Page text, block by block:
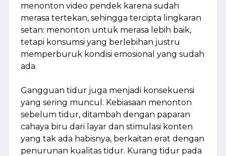
menonton video pendek karena sudah
merasa tertekan, sehingga tercipta lingkaran
setan: menonton untuk merasa lebih baik,
tetapi konsumsi yang berlebihan justru
memperburuk kondisi emosional yang sudah
ada.
Gangguan tidur juga menjadi konsekuensi
yang sering muncul. Kebiasaan menonton
sebelum tidur, ditambah dengan paparan
cahaya biru dari layar dan stimulasi konten
yang tak ada habisnya, berkaitan erat dengan
penurunan kualitas tidur. Kurang tidur pada